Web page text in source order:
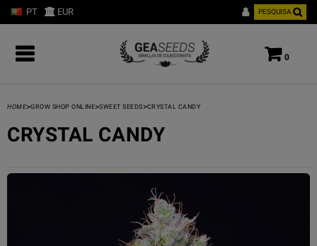
PT EUR PESQUISA
0
HOME>GROW SHOP ONLINE>SWEET SEEDS >CRYSTAL CANDY
CRYSTAL CANDY